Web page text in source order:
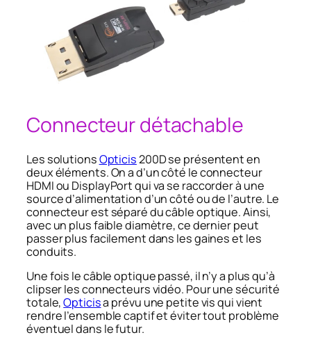
Connecteur détachable
Les solutionsOpticis200D se présentent en
deux éléments. On a d’un côté le connecteur
HDMI ou DisplayPort qui va se raccorder à une
source d’alimentation d’un côté ou de l’autre. Le
connecteur est séparé du câble optique. Ainsi,
avec un plus faible diamètre, ce dernier peut
passer plus facilement dans les gaines et les
conduits.
Une fois le câble optique passé, il n’y a plus qu’à
clipser les connecteurs vidéo. Pour une sécurité
totale,Opticisa prévu une petite vis qui vient
rendre l’ensemble captif et éviter tout problème
éventuel dans le futur.